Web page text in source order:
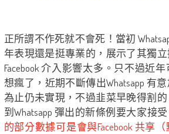
正所謂不作死就不會死！當初
年表現還是挺專業的，展示了其獨
Facebook 介入影響太多。只不過近
想瘋了，近期不斷傳出Whatsapp 有
為止仍未實現，不過韭菜早晚得割
到Whatsapp 彈出的新條例要大家接受
的部分數據可是會與Facebook 共享